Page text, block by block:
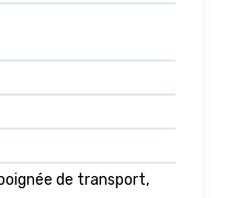
de transport,